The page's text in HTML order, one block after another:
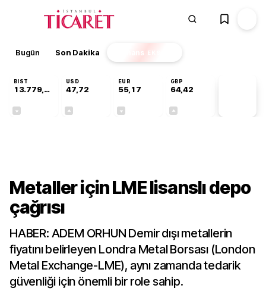
Bugün Son Dakika Finans EKSTRA
BIST
13.779,39
USD
47,72
EUR
55,17
GBP
64,42
Metaller için LME lisanslı depo
çağrısı
HABER: ADEM ORHUN Demir dışı metallerin
fiyatını belirleyen Londra Metal Borsası (London
Metal Exchange-LME), aynı zamanda tedarik
güvenliği için önemli bir role sahip.